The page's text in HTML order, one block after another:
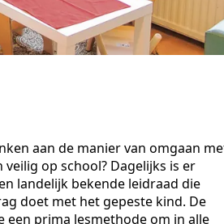
aan de manier van omgaan
op school? Dagelijks is er
landelijk bekende leidraad die
doet met het gepeste kind. De
een prima lesmethode om in alle